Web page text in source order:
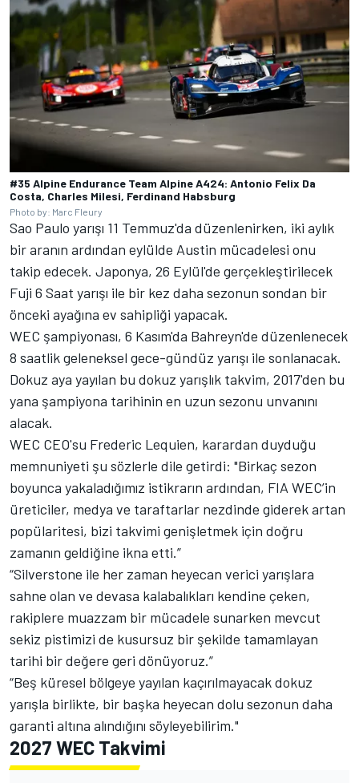
#35 Alpine Endurance Team Alpine A424: Antonio Felix Da
Costa, Charles Milesi, Ferdinand Habsburg
Photo by: Marc Fleury
Sao Paulo yarışı 11 Temmuz'da düzenlenirken, iki aylık
bir aranın ardından eylülde Austin mücadelesi onu
takip edecek. Japonya, 26 Eylül'de gerçekleştirilecek
Fuji 6 Saat yarışı ile bir kez daha sezonun sondan bir
önceki ayağına ev sahipliği yapacak.
WEC şampiyonası, 6 Kasım'da Bahreyn'de düzenlenecek
8 saatlik geleneksel gece-gündüz yarışı ile sonlanacak.
Dokuz aya yayılan bu dokuz yarışlık takvim, 2017'den bu
yana şampiyona tarihinin en uzun sezonu unvanını
alacak.
WEC CEO'su Frederic Lequien, karardan duyduğu
memnuniyeti şu sözlerle dile getirdi: "Birkaç sezon
boyunca yakaladığımız istikrarın ardından, FIA WEC’in
üreticiler, medya ve taraftarlar nezdinde giderek artan
popülaritesi, bizi takvimi genişletmek için doğru
zamanın geldiğine ikna etti.”
“Silverstone ile her zaman heyecan verici yarışlara
sahne olan ve devasa kalabalıkları kendine çeken,
rakiplere muazzam bir mücadele sunarken mevcut
sekiz pistimizi de kusursuz bir şekilde tamamlayan
tarihi bir değere geri dönüyoruz.”
“Beş küresel bölgeye yayılan kaçırılmayacak dokuz
yarışla birlikte, bir başka heyecan dolu sezonun daha
garanti altına alındığını söyleyebilirim."
2027 WEC Takvimi